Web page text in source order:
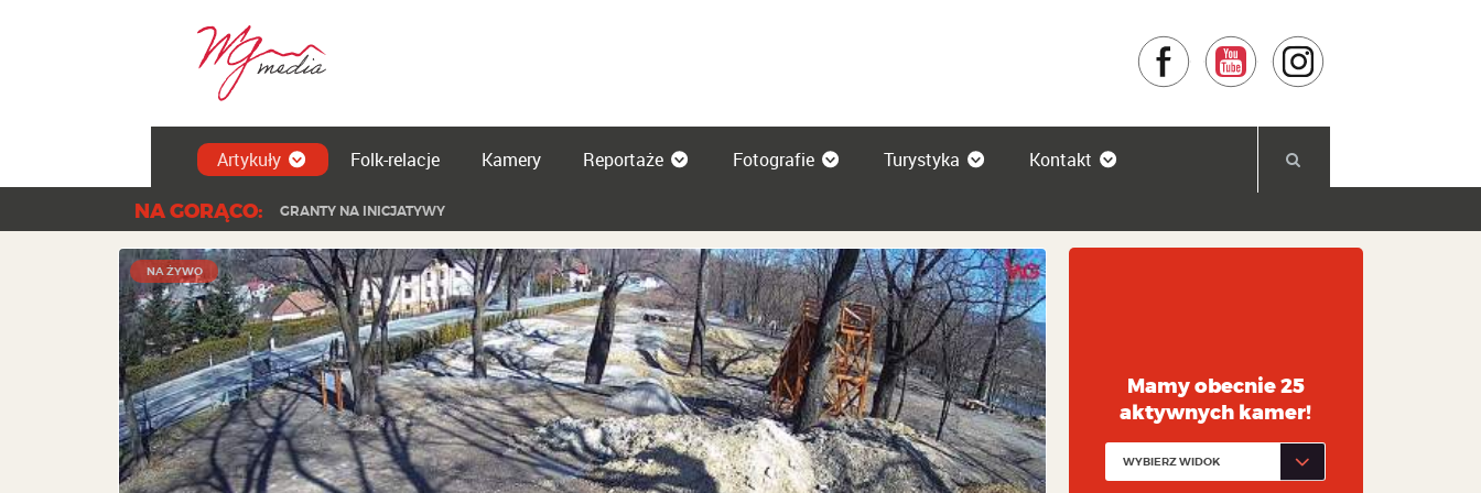
Facebook YouTube
Artykuły Folk-relacje Kamery Reportaże Fotografie Turystyka Kontakt
NA GORĄCO: GRANTY NA INICJATYWY
NA ŻYWO
Mamy obecnie 25
aktywnych kamer!